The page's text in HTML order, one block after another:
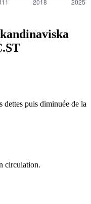
dettes puis diminuée de la
circulation.